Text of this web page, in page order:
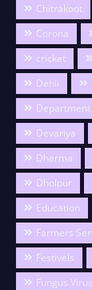
Chitrakoot
Corona
cricket
Dehli
Devariya
Dharma
Dholpur
Education
Farmers
Festivels
Fungus Virus